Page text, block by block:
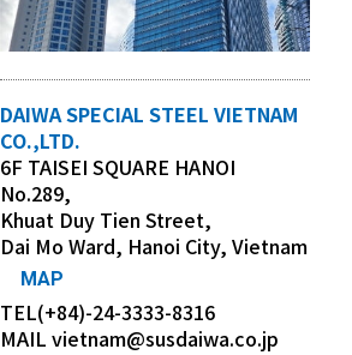
DAIWA SPECIAL STEEL VIETNAM
CO.,LTD.
6F TAISEI SQUARE HANOI
No.289,
Khuat Duy Tien Street,
Dai Mo Ward, Hanoi City, Vietnam
MAP
TEL(+84)-24-3333-8316
MAIL vietnam@susdaiwa.co.jp